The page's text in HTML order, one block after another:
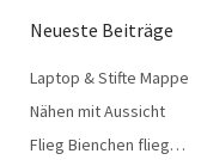
Neueste Beiträge
Laptop & Stifte Mappe
Nähen mit Aussicht
Flieg Bienchen flieg…